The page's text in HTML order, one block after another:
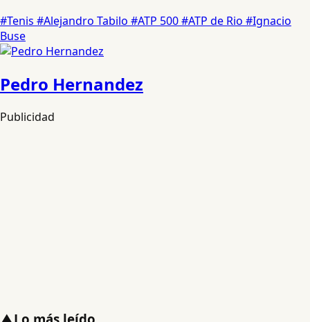
#Tenis #Alejandro Tabilo #ATP 500#ATP de Rio #Ignacio
Buse
Pedro Hernandez
Publicidad
▲Lo más leído